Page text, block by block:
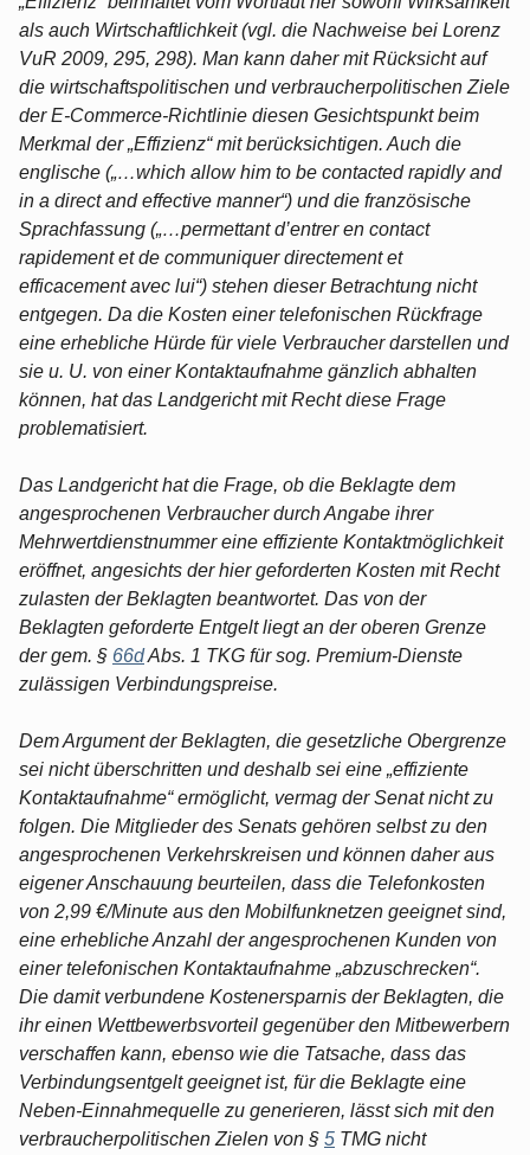
als auch Wirtschaftlichkeit (vgl. die Nachweise bei Lorenz
VuR 2009, 295, 298). Man kann daher mit Rücksicht auf
die wirtschaftspolitischen und verbraucherpolitischen Ziele
der E-Commerce-Richtlinie diesen Gesichtspunkt beim
Merkmal der „Effizienz“ mit berücksichtigen. Auch die
englische („…which allow him to be contacted rapidly and
in a direct and effective manner“) und die französische
Sprachfassung („…permettant d’entrer en contact
rapidement et de communiquer directement et
efficacement avec lui“) stehen dieser Betrachtung nicht
entgegen. Da die Kosten einer telefonischen Rückfrage
eine erhebliche Hürde für viele Verbraucher darstellen und
sie u. U. von einer Kontaktaufnahme gänzlich abhalten
können, hat das Landgericht mit Recht diese Frage
problematisiert.
Das Landgericht hat die Frage, ob die Beklagte dem
angesprochenen Verbraucher durch Angabe ihrer
Mehrwertdienstnummer eine effiziente Kontaktmöglichkeit
eröffnet, angesichts der hier geforderten Kosten mit Recht
zulasten der Beklagten beantwortet. Das von der
Beklagten geforderte Entgelt liegt an der oberen Grenze
der gem. § 66dAbs. 1 TKG für sog. Premium-Dienste
zulässigen Verbindungspreise.
Dem Argument der Beklagten, die gesetzliche Obergrenze
sei nicht überschritten und deshalb sei eine „effiziente
Kontaktaufnahme“ ermöglicht, vermag der Senat nicht zu
folgen. Die Mitglieder des Senats gehören selbst zu den
angesprochenen Verkehrskreisen und können daher aus
eigener Anschauung beurteilen, dass die Telefonkosten
von 2,99 €/Minute aus den Mobilfunknetzen geeignet sind,
eine erhebliche Anzahl der angesprochenen Kunden von
einer telefonischen Kontaktaufnahme „abzuschrecken“.
Die damit verbundene Kostenersparnis der Beklagten, die
ihr einen Wettbewerbsvorteil gegenüber den Mitbewerbern
verschaffen kann, ebenso wie die Tatsache, dass das
Verbindungsentgelt geeignet ist, für die Beklagte eine
Neben-Einnahmequelle zu generieren, lässt sich mit den
verbraucherpolitischen Zielen von § 5 TMG nicht